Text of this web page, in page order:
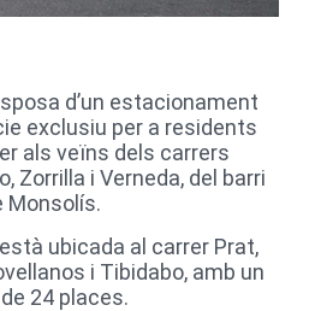
d’un estacionament
exclusiu per a residents
als veïns dels carrers
Zorrilla i Verneda, del barri
Monsolís.
ubicada al carrer Prat,
i Tibidabo, amb un
24 places.